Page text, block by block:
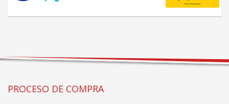
PROCESO DE COMPRA